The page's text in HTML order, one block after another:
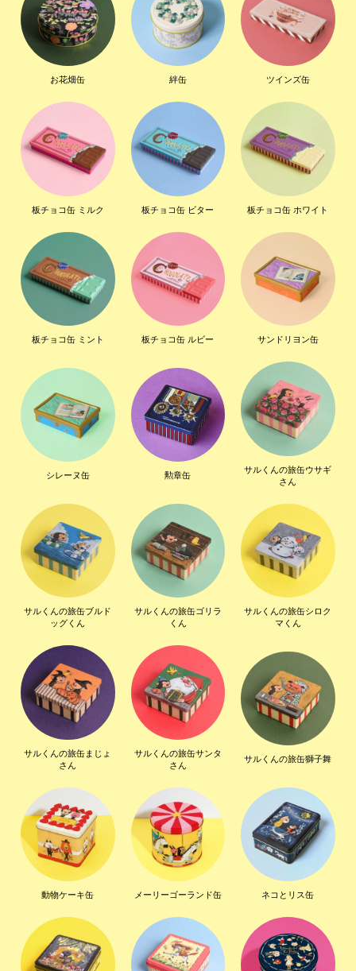
お花畑缶 絆缶 ツインズ缶
板チョコ缶 ミルク 板チョコ缶 ビター 板チョコ缶 ホワイト
板チョコ缶 ミント 板チョコ缶 ルビー サンドリヨン缶
シレーヌ缶 勲章缶
サルくんの旅缶ウサギ
さん
サルくんの旅缶ブルド
ッグくん
サルくんの旅缶ゴリラ
くん
サルくんの旅缶シロク
マくん
サルくんの旅缶まじょ
さん
サルくんの旅缶サンタ
さん
サルくんの旅缶獅子舞
動物ケーキ缶 メーリーゴーランド缶 ネコとリス缶